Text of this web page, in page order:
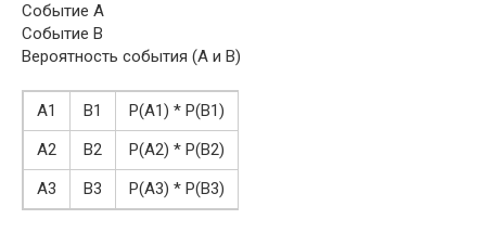
Событие А
Событие В
Вероятность события (A и В)
А1 В1
Р(А1) * Р(В1)
А2
В2
Р(А2) * Р(В2)
А3
В3 Р(А3) * Р(В3)